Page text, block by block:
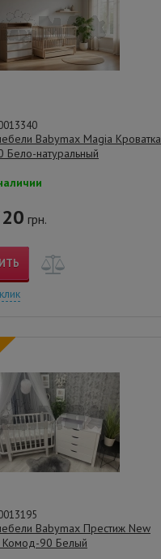
Babymax Magia Кроватка
Бело-натуральный
грн.
Babymax Престиж New
Комод-90 Белый